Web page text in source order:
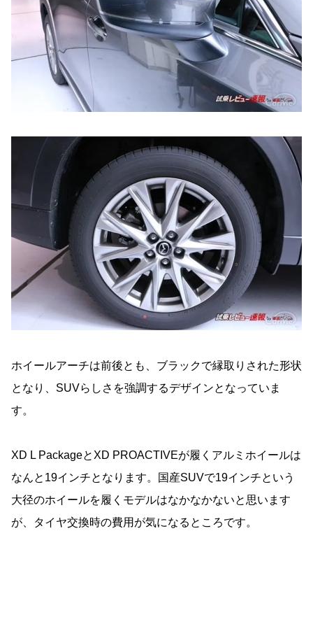
ホイールアーチは前後とも、ブラックで縁取りされた形状
となり、SUVらしさを強調するデザインとなっていま
す。
XD L PackageとXD PROACTIVEが履くアルミホイールは
なんと19インチとなります。国産SUVで19インチという
大径のホイールを履くモデルはなかなかないと思います
が、タイヤ交換時の費用が気になるところです。